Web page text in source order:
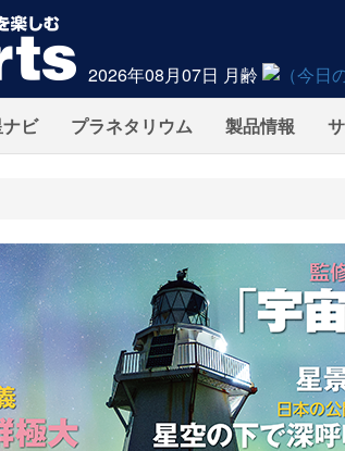
2026年08月07日 月齢
ビ プラネタリウム 製品情報